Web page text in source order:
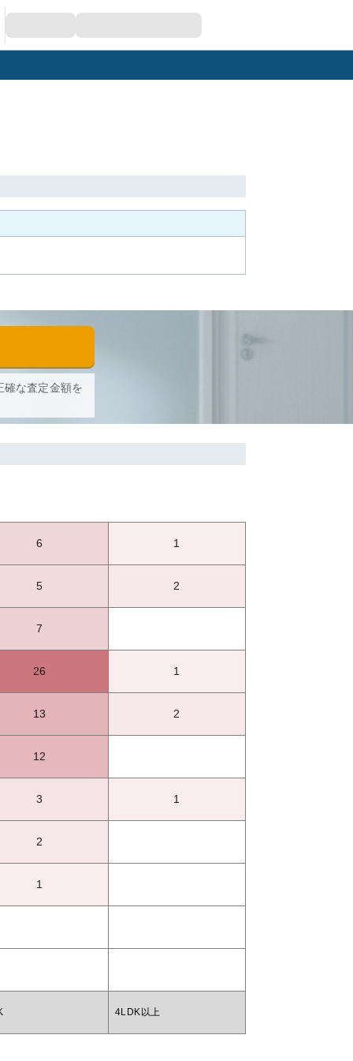
確な査定金額を
6 1
5 2
7
26 1
13 2
12
3 1
2
1
4LDK以上